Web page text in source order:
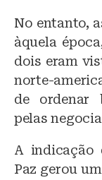
No entanto,
àquela
dois eram
norte-
de ordenar
pelas
A indicação
Paz gerou